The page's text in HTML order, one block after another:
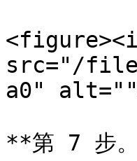
src="/
a0"
**第 7 步。